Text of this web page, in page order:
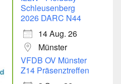
Schleusenberg
2026 DARC N44
14 Aug. 26
Münster
VFDB OV Münster
Z14 Präsenztreffen